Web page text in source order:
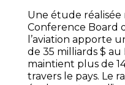
Une étude
Conference Board
l’aviation apporte
de 35 milliards $
maintient plus de
travers le pays. Le